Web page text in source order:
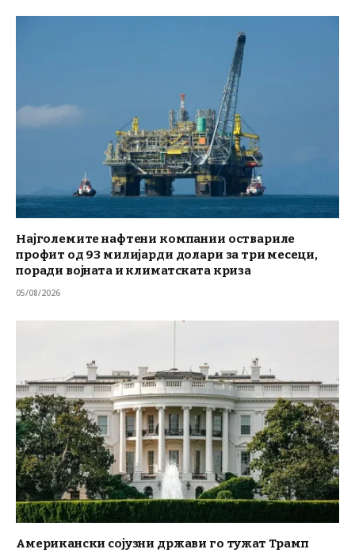
Најголемите нафтени компании оствариле
профит од 93 милијарди долари за три месеци,
поради војната и климатската криза
05/08/2026
Американски сојузни држави го тужат Трамп